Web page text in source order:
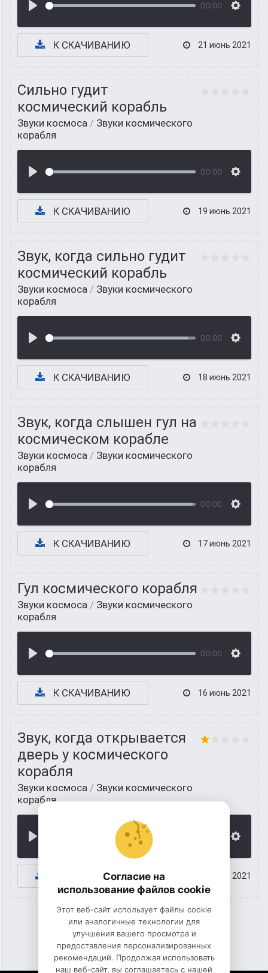
00:00
К СКАЧИВАНИЮ 21 июнь 2021
Cильно гудит
космический корабль
Звуки космоса / Звуки космического
корабля
00:00
К СКАЧИВАНИЮ 19 июнь 2021
Звук, когда сильно гудит
космический корабль
Звуки космоса / Звуки космического
корабля
00:00
К СКАЧИВАНИЮ 18 июнь 2021
Звук, когда слышен гул на
космическом корабле
Звуки космоса / Звуки космического
корабля
00:00
К СКАЧИВАНИЮ 17 июнь 2021
Гул космического корабля
Звуки космоса / Звуки космического
корабля
00:00
К СКАЧИВАНИЮ 16 июнь 2021
Звук, когда открывается
дверь у космического
корабля
Звуки космоса / Звуки космического
корабля
К СКАЧИВАНИЮ 15 июнь 2021
Согласие на
использование файлов cookie
Этот веб-сайт использует файлы cookie
или аналогичные технологии для
улучшения вашего просмотра и
предоставления персонализированных
рекомендаций. Продолжая использовать
наш веб-сайт, вы соглашаетесь с нашей